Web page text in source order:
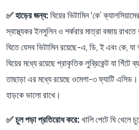
✅ হাড়ের জন্য: ঘিয়ের ভিটামিন ‘কে’
স্বাস্থ্যকর ইনসুলিন ও শর্করার মাত্রা বজায়
ঘিতে যেসব ভিটামিন রয়েছে -এ, ডি, ই এবং কে,
ঘিয়ের মধ্যে রয়েছে প্রাকৃতিক লুব্রিকেন্ট যা
তাছাড়া এর মধ্যে রয়েছে ওমেগা-৩ ফ্যাটি
হাড়কে ভালো রাখে।
✅ চুল পড়া প্রতিরোধ করে: খালি পেটে ঘি খেলে